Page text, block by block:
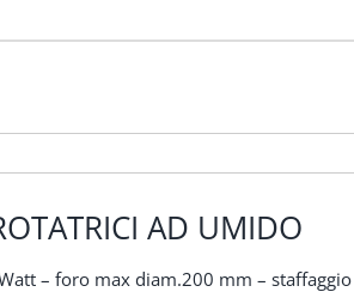
AD UMIDO
– foro max diam.200 mm –